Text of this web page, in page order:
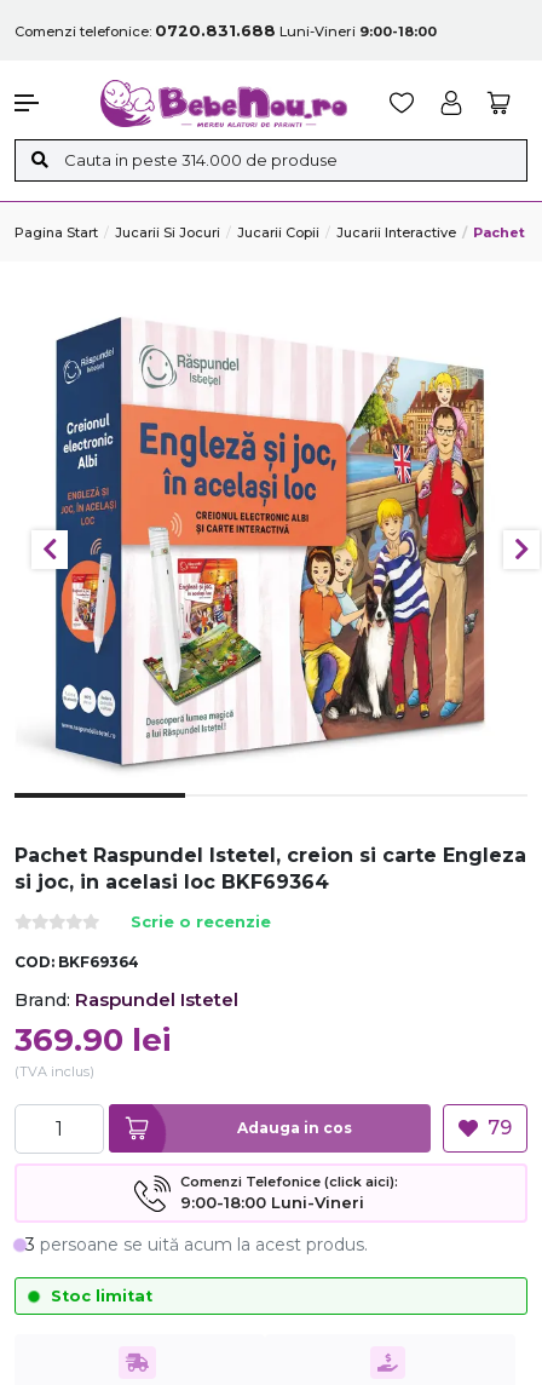
Comenzi telefonice: 0720.831.688 Luni-Vineri 9:00-18:00
Pagina Start Jucarii Si Jocuri Jucarii Copii Jucarii Interactive Pachet
Pachet Raspundel Istetel, creion si carte Engleza
si joc, in acelasi loc BKF69364
Scrie o recenzie
COD: BKF69364
Brand: Raspundel Istetel
369.90 lei
(TVA inclus)
Adauga in cos 79
Comenzi Telefonice (click aici):
9:00-18:00 Luni-Vineri
3 persoane se uită acum la acest produs.
Stoc limitat